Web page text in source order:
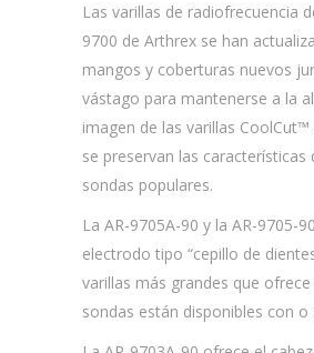
Las varillas de radiofrecuencia
9700 de Arthrex se han
mangos y coberturas nuevos
vástago para mantenerse a la
imagen de las varillas
se preservan las características
sondas populares.
La AR-9705A-90 y la AR-9705-
electrodo tipo “cepillo de
varillas más grandes que ofrece
sondas están disponibles con o